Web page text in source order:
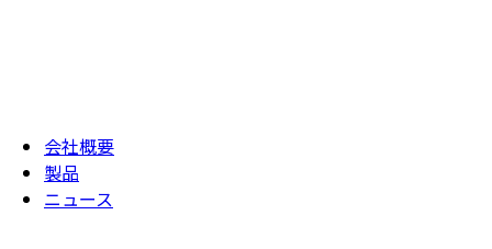
会社概要
製品
ニュース